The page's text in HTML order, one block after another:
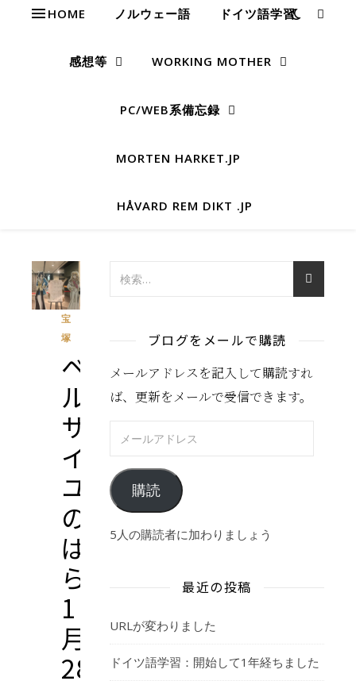
HOME ノルウェー語 ドイツ語学習
感想等 WORKING MOTHER
PC/WEB系備忘録
MORTEN HARKET.JP
HÅVARD REM DIKT .JP
宝
塚
ベ
ル
サ
イ
ユ
の
ば
ら’45
1
月
28
ブログをメールで購読
メールアドレスを記入して購読すれ
ば、更新をメールで受信できます。
メールアドレス
購読
5人の購読者に加わりましょう
最近の投稿
URLが変わりました
ドイツ語学習：開始して1年経ちました